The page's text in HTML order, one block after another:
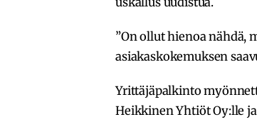
”On ollut hienoa nähdä,
asiakaskokemuksen
Yrittäjäpalkinto
Heikkinen Yhtiöt Oy:lle